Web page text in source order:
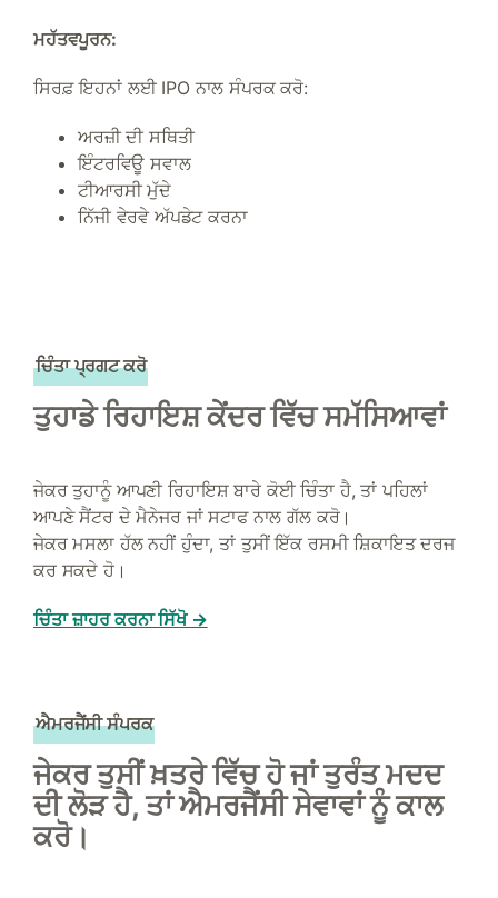
ਮਹੱਤਵਪੂਰਨ:
ਸਿਰਫ਼ ਇਹਨਾਂ ਲਈ IPO ਨਾਲ ਸੰਪਰਕ ਕਰੋ:
ਅਰਜ਼ੀ ਦੀ ਸਥਿਤੀ
ਇੰਟਰਵਿਊ ਸਵਾਲ
ਟੀਆਰਸੀ ਮੁੱਦੇ
ਨਿੱਜੀ ਵੇਰਵੇ ਅੱਪਡੇਟ ਕਰਨਾ
ਚਿੰਤਾ ਪ੍ਰਗਟ ਕਰੋ
ਤੁਹਾਡੇ ਰਿਹਾਇਸ਼ ਕੇਂਦਰ ਵਿੱਚ ਸਮੱਸਿਆਵਾਂ
ਜੇਕਰ ਤੁਹਾਨੂੰ ਆਪਣੀ ਰਿਹਾਇਸ਼ ਬਾਰੇ ਕੋਈ ਚਿੰਤਾ ਹੈ, ਤਾਂ ਪਹਿਲਾਂ
ਆਪਣੇ ਸੈਂਟਰ ਦੇ ਮੈਨੇਜਰ ਜਾਂ ਸਟਾਫ ਨਾਲ ਗੱਲ ਕਰੋ।
ਜੇਕਰ ਮਸਲਾ ਹੱਲ ਨਹੀਂ ਹੁੰਦਾ, ਤਾਂ ਤੁਸੀਂ ਇੱਕ ਰਸਮੀ ਸ਼ਿਕਾਇਤ ਦਰਜ
ਕਰ ਸਕਦੇ ਹੋ।
ਚਿੰਤਾ ਜ਼ਾਹਰ ਕਰਨਾ ਸਿੱਖੋ →
ਐਮਰਜੈਂਸੀ ਸੰਪਰਕ
ਜੇਕਰ ਤੁਸੀਂ ਖ਼ਤਰੇ ਵਿੱਚ ਹੋ ਜਾਂ ਤੁਰੰਤ ਮਦਦ
ਦੀ ਲੋੜ ਹੈ, ਤਾਂ ਐਮਰਜੈਂਸੀ ਸੇਵਾਵਾਂ ਨੂੰ ਕਾਲ
ਕਰੋ।